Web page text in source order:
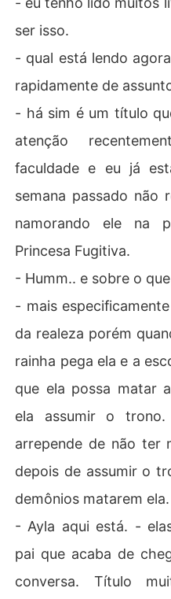
ser isso.
- qual está lendo
rapidamente de
- há sim é um título
atenção
faculdade e eu já
semana passado não
namorando ele na
Princesa Fugitiva.
- Humm.. e sobre o
- mais
da realeza porém
rainha pega ela e a
que ela possa matar
ela assumir o
arrepende de não ter
depois de assumir o
demônios matarem ela.
- Ayla aqui está. -
pai que acaba de
conversa. Título